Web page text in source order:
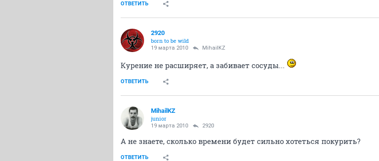
ОТВЕТИТЬ
2920
born to be wild
19 марта 2010 MihailKZ
Курение не расширяет, а забивает сосуды...
ОТВЕТИТЬ
MihailKZ
junior
19 марта 2010 2920
А не знаете, сколько времени будет сильно хотеться покурить?
ОТВЕТИТЬ